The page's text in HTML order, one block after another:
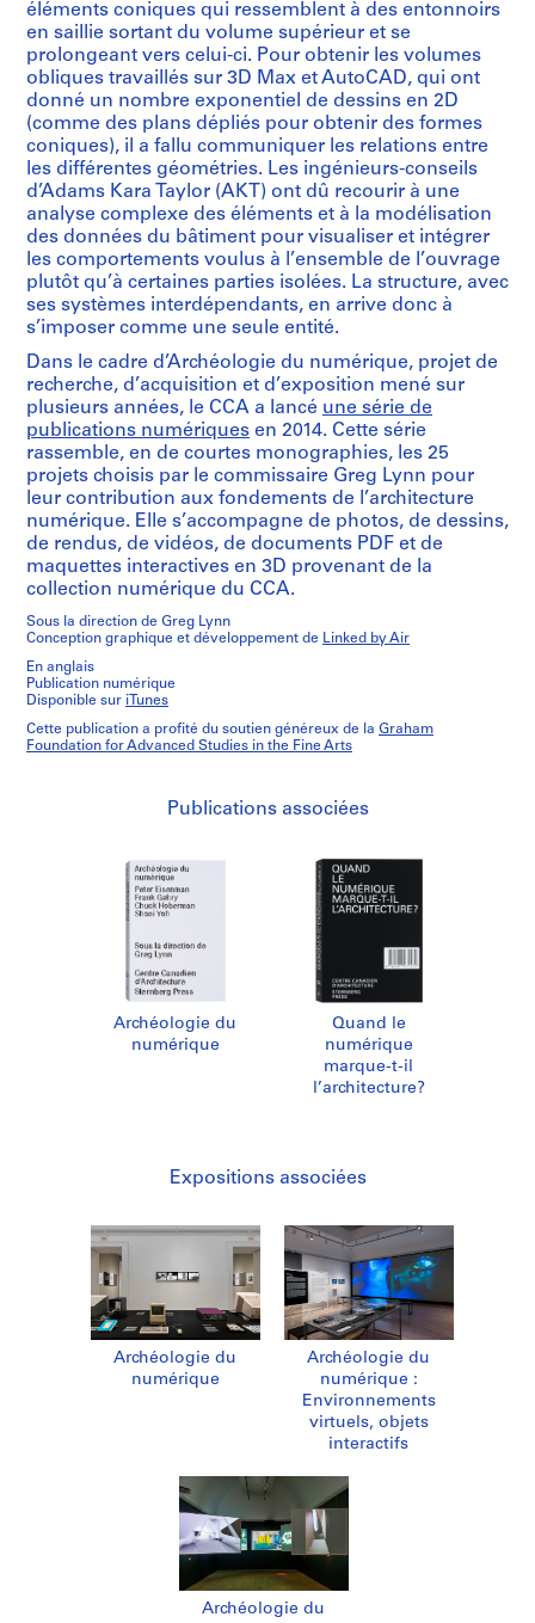
éléments coniques qui ressemblent à des entonnoirs
en saillie sortant du volume supérieur et se
prolongeant vers celui-ci. Pour obtenir les volumes
obliques travaillés sur 3D Max et AutoCAD, qui ont
donné un nombre exponentiel de dessins en 2D
(comme des plans dépliés pour obtenir des formes
coniques), il a fallu communiquer les relations entre
les différentes géométries. Les ingénieurs-conseils
d’Adams Kara Taylor (AKT) ont dû recourir à une
analyse complexe des éléments et à la modélisation
des données du bâtiment pour visualiser et intégrer
les comportements voulus à l’ensemble de l’ouvrage
plutôt qu’à certaines parties isolées. La structure, avec
ses systèmes interdépendants, en arrive donc à
s’imposer comme une seule entité.
Dans le cadre d’Archéologie du numérique, projet de
recherche, d’acquisition et d’exposition mené sur
plusieurs années, le CCA a lancé une série de
publications numériques en 2014. Cette série
rassemble, en de courtes monographies, les 25
projets choisis par le commissaire Greg Lynn pour
leur contribution aux fondements de l’architecture
numérique. Elle s’accompagne de photos, de dessins,
de rendus, de vidéos, de documents PDF et de
maquettes interactives en 3D provenant de la
collection numérique du CCA.
Sous la direction de Greg Lynn
Conception graphique et développement de Linked by Air
En anglais
Publication numérique
Disponible sur iTunes
Cette publication a profité du soutien généreux de la Graham
Foundation for Advanced Studies in the Fine Arts
Publications associées
Archéologie du
numérique
Quand le
numérique
marque-t-il
l’architecture?
Expositions associées
Archéologie du
numérique
Archéologie du
numérique :
Environnements
virtuels, objets
interactifs
Archéologie du